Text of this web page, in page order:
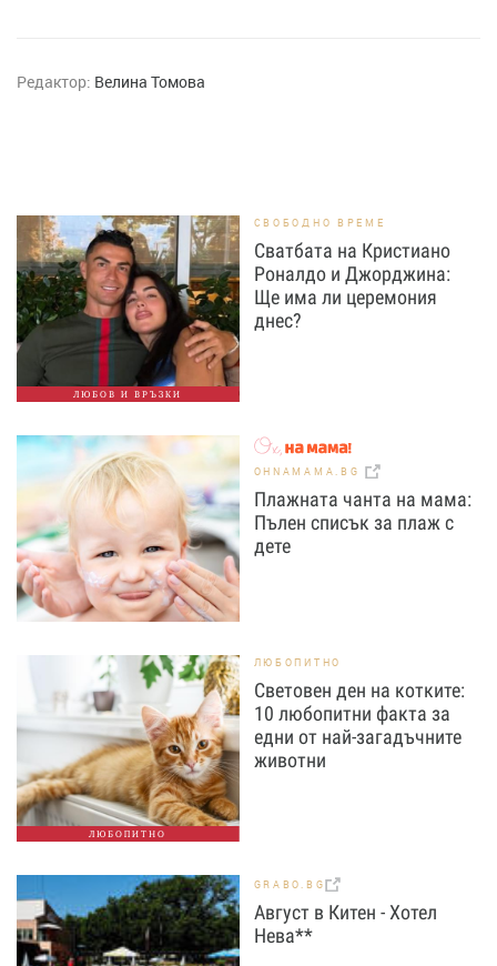
Редактор: Велина Томова
ЛЮБОВ И ВРЪЗКИ
СВОБОДНО ВРЕМЕ
Сватбата на Кристиано
Роналдо и Джорджина:
Ще има ли церемония
днес?
OHNAMAMA.BG
Плажната чанта на мама:
Пълен списък за плаж с
дете
ЛЮБОПИТНО
ЛЮБОПИТНО
Световен ден на котките:
10 любопитни факта за
едни от най-загадъчните
животни
GRABO.BG
Август в Китен - Хотел
Нева**